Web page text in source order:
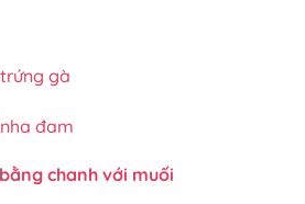
gà
đam
chanh với muối